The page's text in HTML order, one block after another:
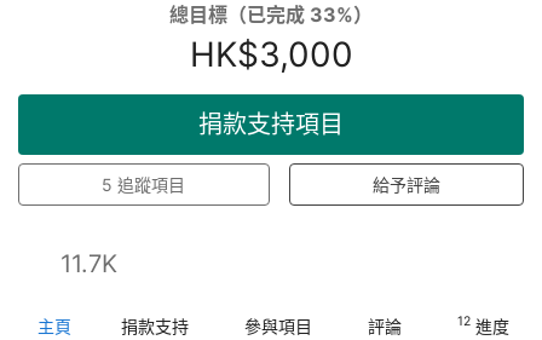
總目標（已完成 33%）
HK$3,000
捐款支持項目
5 追蹤項目 給予評論
11.7K
主頁 捐款支持 參與項目 評論 12 進度